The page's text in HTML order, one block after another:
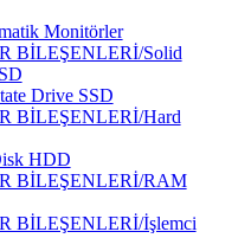
Monitörler
BİLEŞENLERİ/Solid
Drive SSD
BİLEŞENLERİ/Hard
HDD
BİLEŞENLERİ/RAM
BİLEŞENLERİ/İşlemci